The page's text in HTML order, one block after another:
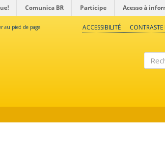
Comunica BR Participe Acesso à
au pied de page
ACCESSIBILITÉ CONTRASTE